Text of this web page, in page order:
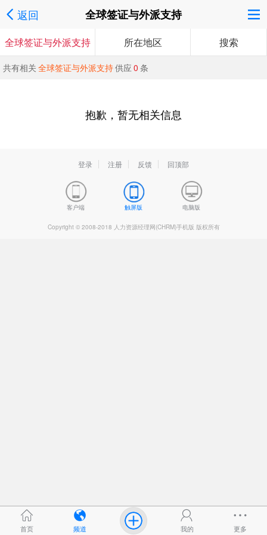
返回 全球签证与外派支持
全球签证与外派支持 所在地区 搜索
共有相关 全球签证与外派支持供应 0 条
抱歉，暂无相关信息
登录 注册 反馈 回顶部
客户端 触屏版 电脑版
Copyright © 2008-2018 人力资源经理网(CHRM)手机版 版权所有
首页 频道 我的 更多